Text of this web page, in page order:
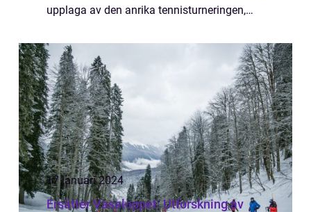
upplaga av den anrika tennisturneringen,
and Croquet Club i London. Denna årli...
17 januari 2024
Ersätter Vasaloppet: Utforskning av